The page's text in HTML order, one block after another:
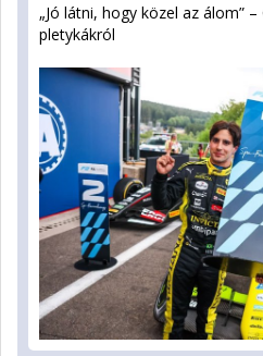
„Jó látni, hogy közel az álom”
pletykákról